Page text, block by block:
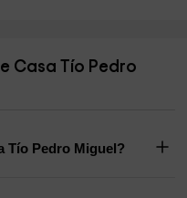
Casa Tío Pedro
Tío Pedro Miguel?